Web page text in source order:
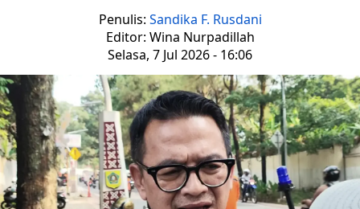
Penulis: Sandika F. Rusdani
Editor: Wina Nurpadillah
Selasa, 7 Jul 2026 - 16:06